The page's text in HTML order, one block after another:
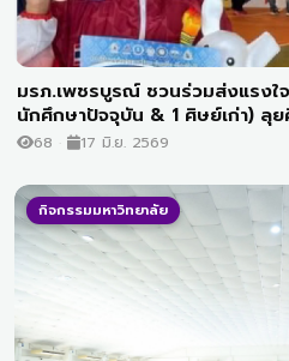
มรภ.เพชรบูรณ์ ชวนร่วมส่งแรง
นักศึกษาปัจจุบัน & 1 ศิษย์เก่า) ลุ
สากลทีมชาติไทย 🇹🇭 หวังตั๋วลุย
68 17 มิ.ย. 2569
กิจกรรมมหาวิทยาลัย